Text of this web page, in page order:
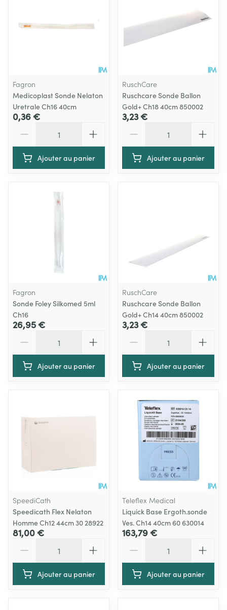
Fagron
Medicoplast Sonde Nelaton
Uretrale Ch16 40cm
0,36 €
Ajouter au panier
RuschCare
Ruschcare Sonde Ballon
Gold+ Ch18 40cm 850002
3,23 €
Ajouter au panier
Fagron
Sonde Foley Silkomed 5ml
Ch16
26,95 €
Ajouter au panier
RuschCare
Ruschcare Sonde Ballon
Gold+ Ch14 40cm 850002
3,23 €
Ajouter au panier
SpeediCath
Speedicath Flex Nelaton
Homme Ch12 44cm 30 28922
81,00 €
Ajouter au panier
Teleflex Medical
Liquick Base Ergoth.sonde
Ves. Ch14 40cm 60 630014
163,79 €
Ajouter au panier